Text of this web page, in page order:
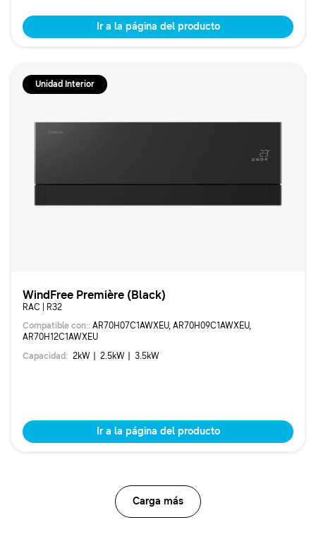
Ir a la página del producto
WindFree Première (Black)
RAC | R32
Compatible con:: AR70H07C1AWXEU, AR70H09C1AWXEU,
AR70H12C1AWXEU
Capacidad : 2kW 2.5kW 3.5kW
Unidad Interior
Ir a la página del producto
Carga más